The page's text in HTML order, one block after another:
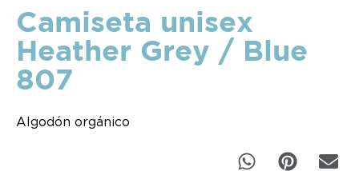
Camiseta unisex
Heather Grey / Blue
807
Algodón orgánico